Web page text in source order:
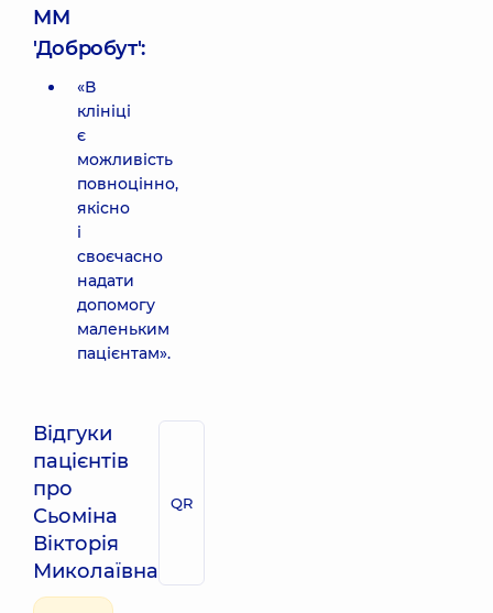
ММ
'Добробут':
«В
клініці
є
можливість
повноцінно,
якісно
і
своєчасно
надати
допомогу
маленьким
пацієнтам».
Відгуки
пацієнтів
про
Сьоміна
Вікторія
Миколаївна
QR